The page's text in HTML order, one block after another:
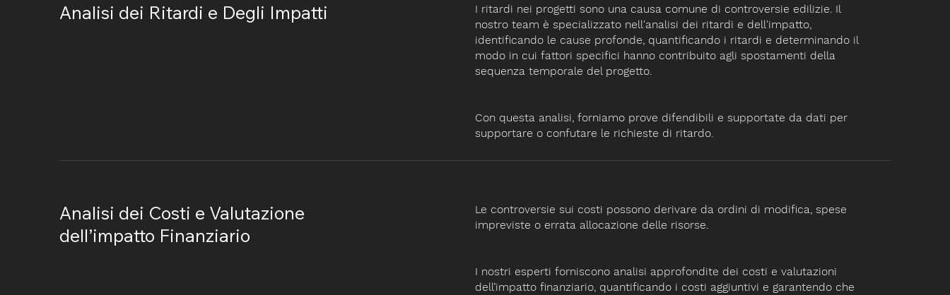
​Analisi dei Ritardi e Degli Impatti
I ritardi nei progetti sono una causa comune di controversie edilizie. Il
nostro team è specializzato nell'analisi dei ritardi e dell'impatto,
identificando le cause profonde, quantificando i ritardi e determinando il
modo in cui fattori specifici hanno contribuito agli spostamenti della
sequenza temporale del progetto.
Con questa analisi, forniamo prove difendibili e supportate da dati per
supportare o confutare le richieste di ritardo.
​Analisi dei Costi e Valutazione
dell’impatto Finanziario
Le controversie sui costi possono derivare da ordini di modifica, spese
impreviste o errata allocazione delle risorse.
I nostri esperti forniscono analisi approfondite dei costi e valutazioni
dell’impatto finanziario, quantificando i costi aggiuntivi e garantendo che